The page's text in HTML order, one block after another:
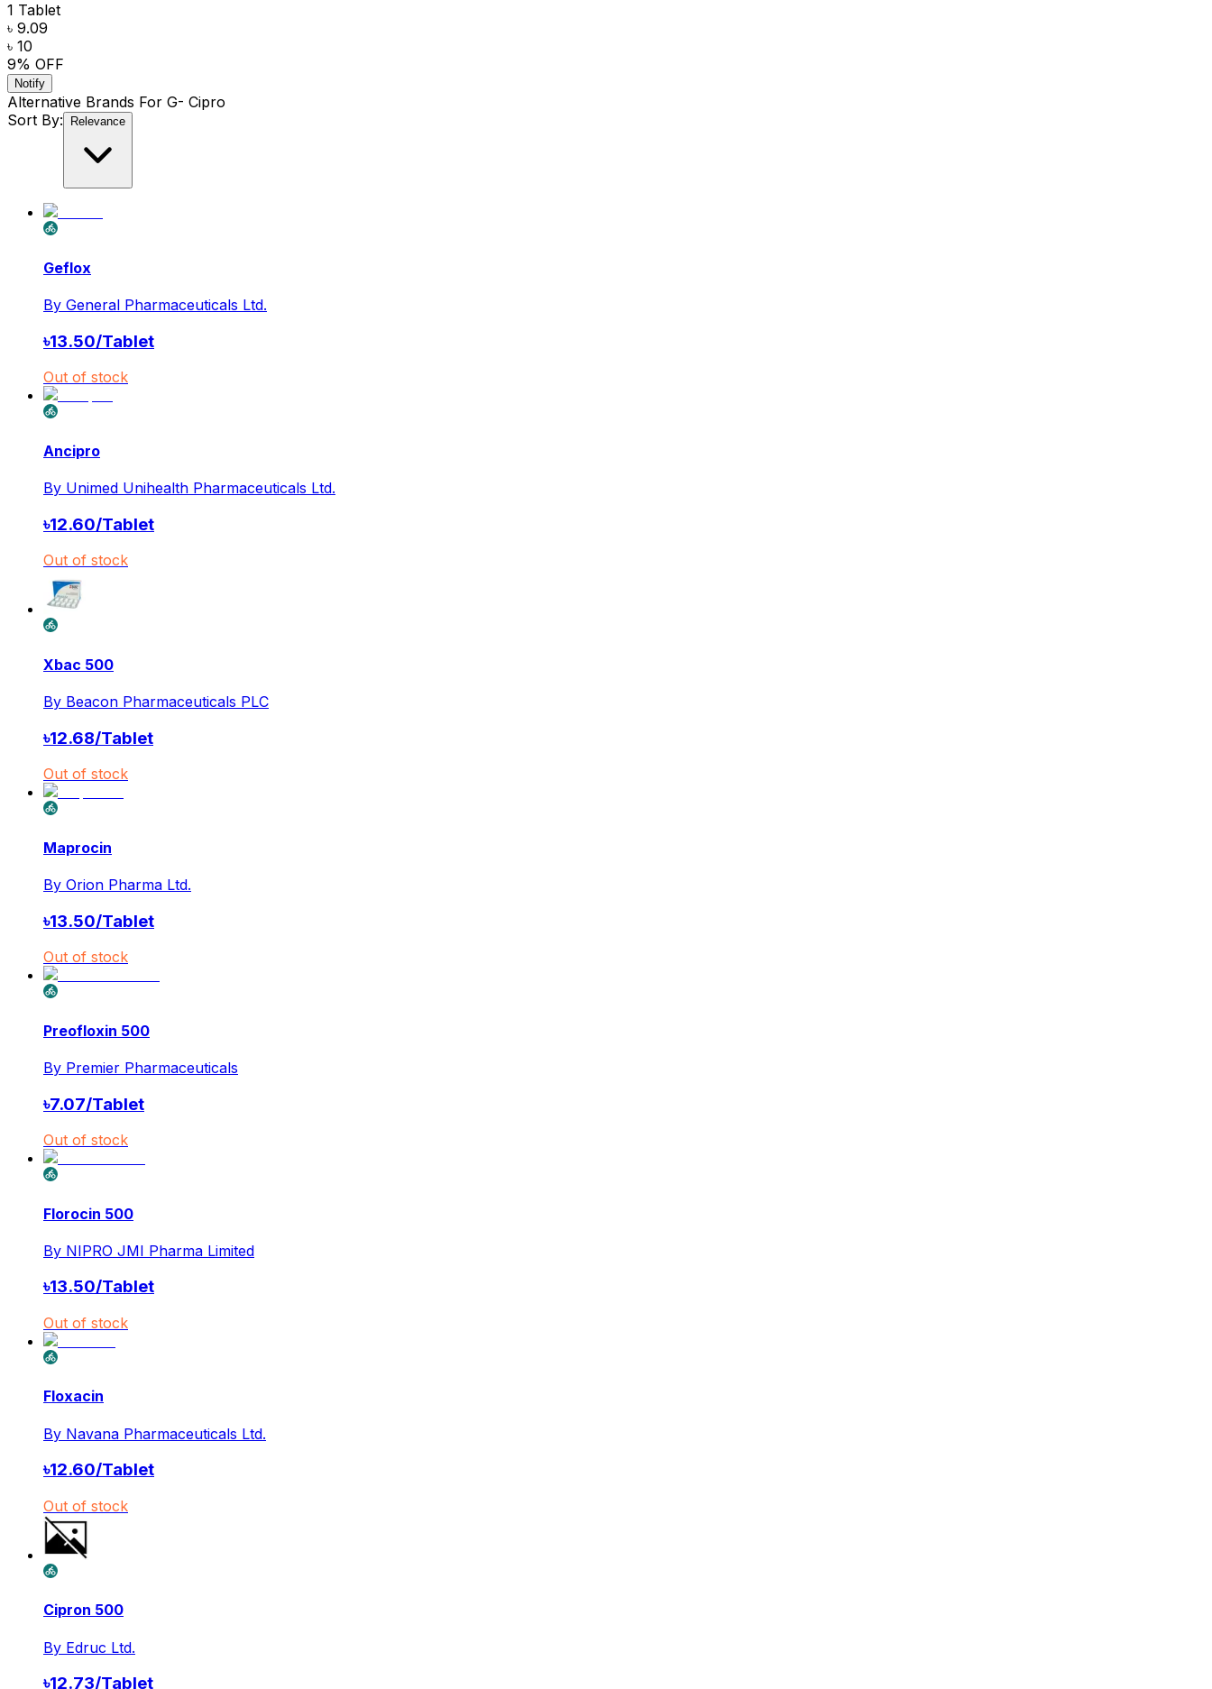
1 Tablet
৳ 9.09
৳ 10
9% OFF
Notify
Alternative Brands For G- Cipro
Sort By:
Relevance
Geflox
By General Pharmaceuticals Ltd.
৳13.50/Tablet
Out of stock
Ancipro
By Unimed Unihealth Pharmaceuticals Ltd.
৳12.60/Tablet
Out of stock
Xbac 500
By Beacon Pharmaceuticals PLC
৳12.68/Tablet
Out of stock
Maprocin
By Orion Pharma Ltd.
৳13.50/Tablet
Out of stock
Preofloxin 500
By Premier Pharmaceuticals
৳7.07/Tablet
Out of stock
Florocin 500
By NIPRO JMI Pharma Limited
৳13.50/Tablet
Out of stock
Floxacin
By Navana Pharmaceuticals Ltd.
৳12.60/Tablet
Out of stock
Cipron 500
By Edruc Ltd.
৳12.73/Tablet